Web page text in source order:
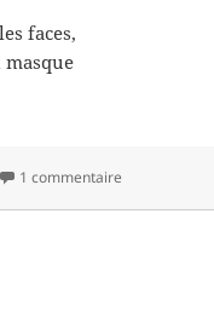
faces,
masque
1 commentaire